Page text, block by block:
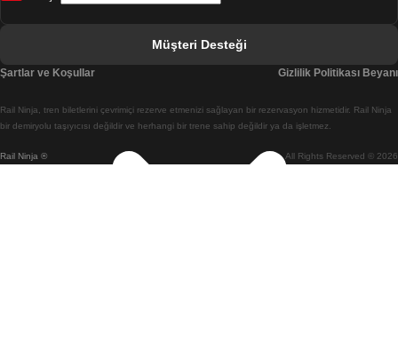
Budapeşte Viyana Treni
Busan Cheonan(Asan) Treni
Rail Ninja ® All Rights Reserved © 2026
Rail Ninja, tren biletlerini çevrimiçi rezerve etmenizi sağlayan bir rezervasyon hizmetidir. Rail Ninja
bir demiryolu taşıyıcısı değildir ve herhangi bir trene sahip değildir ya da işletmez.
Müşteri Desteği
Şartlar ve Koşullar Gizlilik Politikası Beyanı